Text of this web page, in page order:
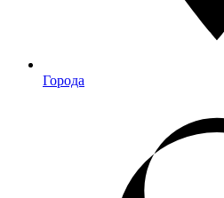
Города